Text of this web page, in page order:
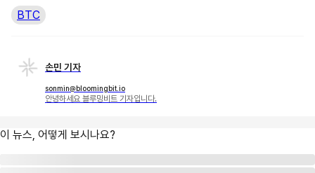
BTC
손민 기자
sonmin@bloomingbit.io
안녕하세요 블루밍비트 기자입니다.
이 뉴스, 어떻게 보시나요?